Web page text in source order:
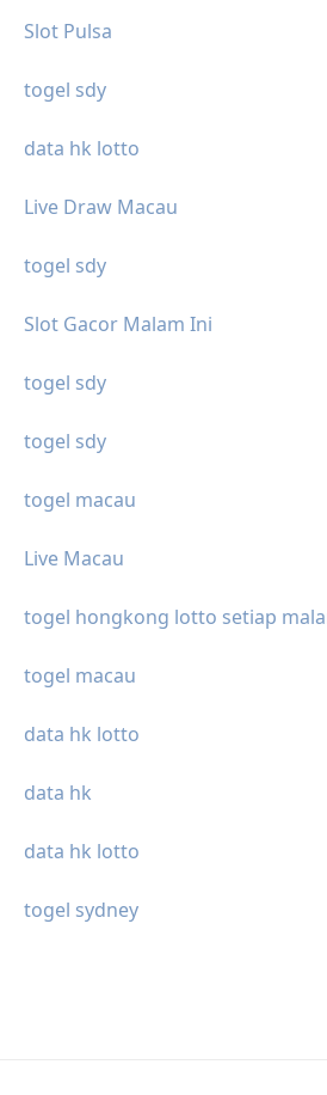
Slot Pulsa
togel sdy
data hk lotto
Live Draw Macau
togel sdy
Slot Gacor Malam Ini
togel sdy
togel sdy
togel macau
Live Macau
togel hongkong lotto setiap
togel macau
data hk lotto
data hk
data hk lotto
togel sydney